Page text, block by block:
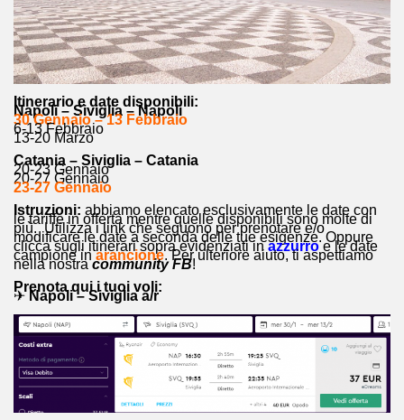
Itinerario e date disponibili:
Napoli – Siviglia – Napoli
30 Gennaio – 13 Febbraio
6-13 Febbraio
13-20 Marzo
Catania – Siviglia – Catania
20-23 Gennaio
20-27 Gennaio
23-27 Gennaio
Istruzioni: abbiamo elencato esclusivamente le date con
le tariffe in offerta mentre quelle disponibili sono molte di
più. Utilizza i link che seguono per prenotare e/o
modificare le date a seconda delle tue esigenze. Oppure
clicca sugli itinerari sopra evidenziati inazzurroe le date
campione inarancione. Per ulteriore aiuto, ti aspettiamo
nella nostracommunity FB!
Prenota qui i tuoi voli:
✈ Napoli – Siviglia a/r